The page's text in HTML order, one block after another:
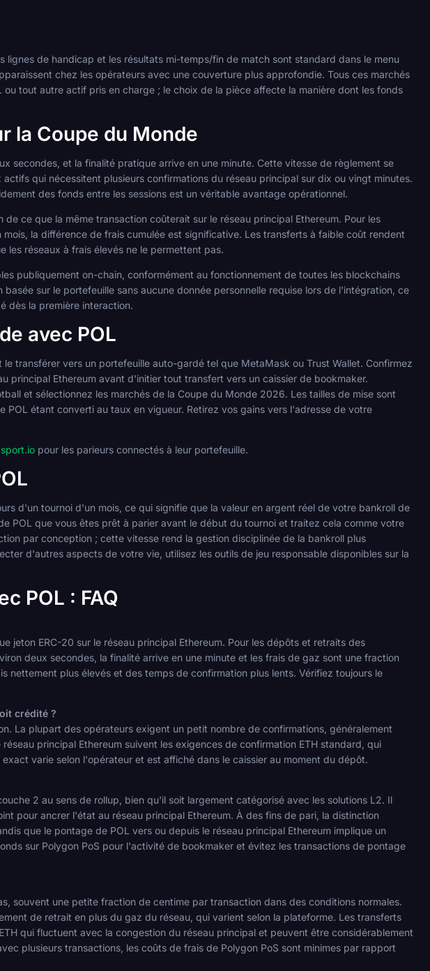
de handicap et les résultats mi-temps/fin de match sont standard dans le menu
chez les opérateurs avec une couverture plus approfondie. Tous ces marchés
tout autre actif pris en charge ; le choix de la pièce affecte la manière dont les fonds
la Coupe du Monde
secondes, et la finalité pratique arrive en une minute. Cette vitesse de règlement se
qui nécessitent plusieurs confirmations du réseau principal sur dix ou vingt minutes.
des fonds entre les sessions est un véritable avantage opérationnel.
ce que la même transaction coûterait sur le réseau principal Ethereum. Pour les
la différence de frais cumulée est significative. Les transferts à faible coût rendent
les réseaux à frais élevés ne le permettent pas.
publiquement on-chain, conformément au fonctionnement de toutes les blockchains
sur le portefeuille sans aucune donnée personnelle requise lors de l'intégration, ce
dès la première interaction.
avec POL
transférer vers un portefeuille auto-gardé tel que MetaMask ou Trust Wallet. Confirmez
principal Ethereum avant d'initier tout transfert vers un caissier de bookmaker.
et sélectionnez les marchés de la Coupe du Monde 2026. Les tailles de mise sont
étant converti au taux en vigueur. Retirez vos gains vers l'adresse de votre
pour les parieurs connectés à leur portefeuille.
d'un tournoi d'un mois, ce qui signifie que la valeur en argent réel de votre bankroll de
POL que vous êtes prêt à parier avant le début du tournoi et traitez cela comme votre
par conception ; cette vitesse rend la gestion disciplinée de la bankroll plus
d'autres aspects de votre vie, utilisez les outils de jeu responsable disponibles sur la
POL : FAQ
jeton ERC-20 sur le réseau principal Ethereum. Pour les dépôts et retraits des
deux secondes, la finalité arrive en une minute et les frais de gaz sont une fraction
nettement plus élevés et des temps de confirmation plus lents. Vérifiez toujours le
crédité ?
La plupart des opérateurs exigent un petit nombre de confirmations, généralement
principal Ethereum suivent les exigences de confirmation ETH standard, qui
varie selon l'opérateur et est affiché dans le caissier au moment du dépôt.
2 au sens de rollup, bien qu'il soit largement catégorisé avec les solutions L2. Il
pour ancrer l'état au réseau principal Ethereum. À des fins de pari, la distinction
que le pontage de POL vers ou depuis le réseau principal Ethereum implique un
sur Polygon PoS pour l'activité de bookmaker et évitez les transactions de pontage
souvent une petite fraction de centime par transaction dans des conditions normales.
de retrait en plus du gaz du réseau, qui varient selon la plateforme. Les transferts
qui fluctuent avec la congestion du réseau principal et peuvent être considérablement
plusieurs transactions, les coûts de frais de Polygon PoS sont minimes par rapport